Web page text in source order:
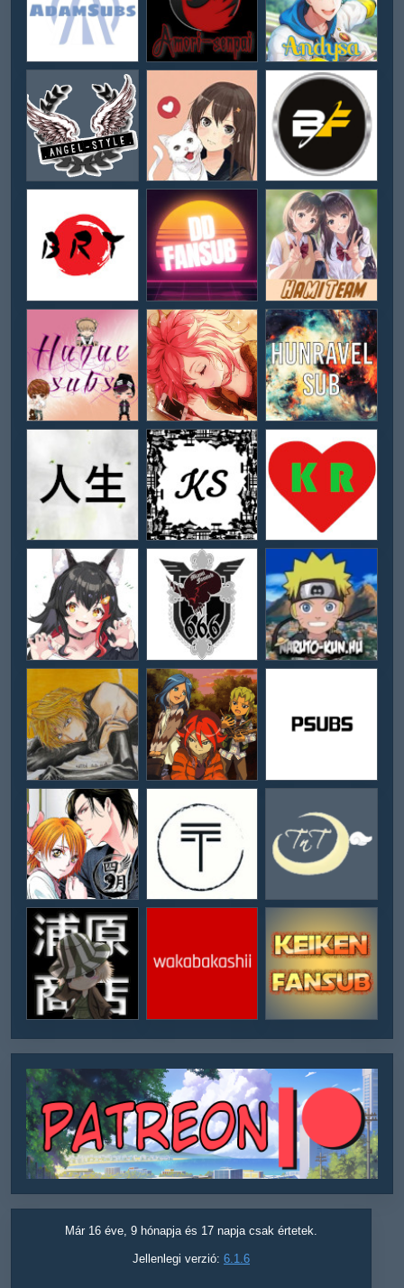
Már 16 éve, 9 hónapja és 17 napja csak értetek.
Jellenlegi verzió: 6.1.6